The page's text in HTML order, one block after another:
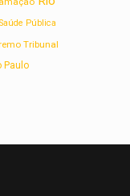
Saúde Pública
Tribunal
Paulo